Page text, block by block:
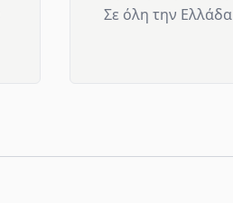
Σε όλη την Ελλάδα